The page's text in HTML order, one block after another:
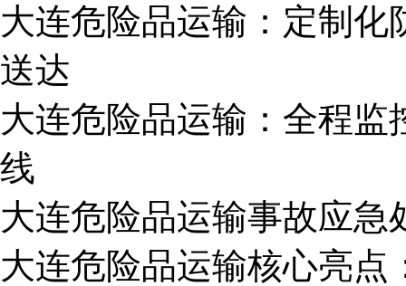
大连危险品运输：定制
送达
大连危险品运输：全程
线
大连危险品运输事故应
大连危险品运输核心亮点